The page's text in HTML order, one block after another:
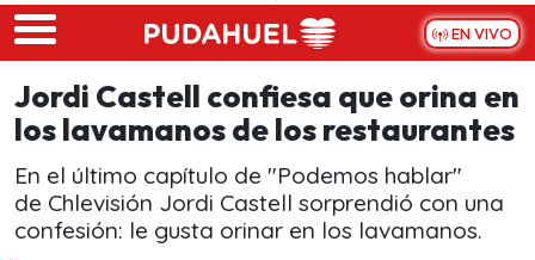
Skip to main content
EN VIVO
Jordi Castell confiesa que orina en
los lavamanos de los restaurantes
En el último capítulo de "Podemos hablar"
de Chlevisión Jordi Castell sorprendió con una
confesión: le gusta orinar en los lavamanos.